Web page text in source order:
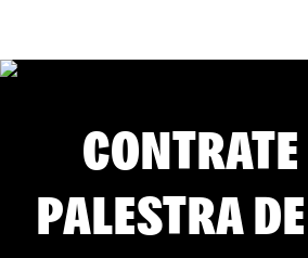
PALESTRA DE